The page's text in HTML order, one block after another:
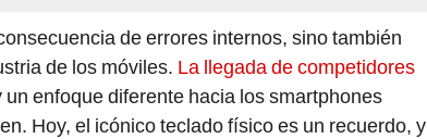
de errores internos, sino también
de los móviles. La llegada de competidores
un enfoque diferente hacia los smartphones
Hoy, el icónico teclado físico es un recuerdo, y